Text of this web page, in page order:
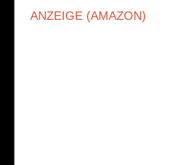
ANZEIGE (AMAZON)